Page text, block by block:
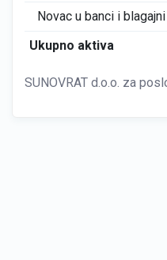
Novac u banci i blagajni
Ukupno aktiva
SUNOVRAT d.o.o. za